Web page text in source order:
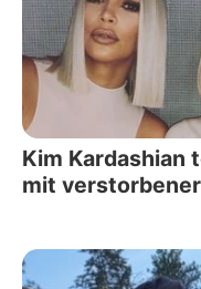
Kim Kardashian
mit